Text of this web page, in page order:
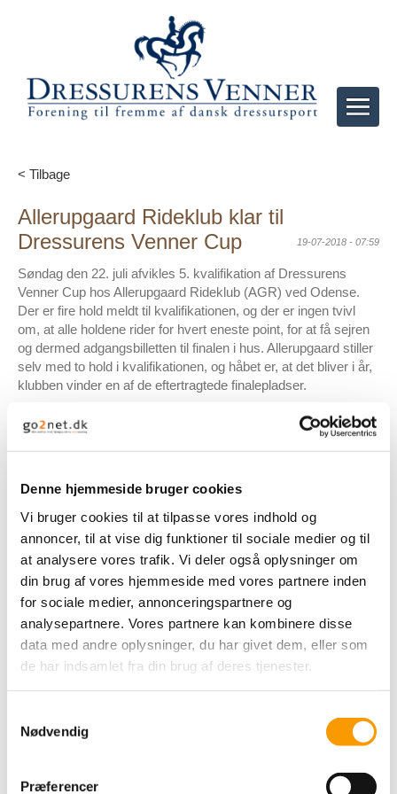
Denne hjemmeside bruger cookies
Vi bruger cookies til at tilpasse vores indhold og
annoncer, til at vise dig funktioner til sociale medier og til
at analysere vores trafik. Vi deler også oplysninger om
din brug af vores hjemmeside med vores partnere inden
for sociale medier, annonceringspartnere og
analysepartnere. Vores partnere kan kombinere disse
data med andre oplysninger, du har givet dem, eller som
de har indsamlet fra din brug af deres tjenester.
Nødvendig
Præferencer
< Tilbage
Allerupgaard Rideklub klar til
Dressurens Venner Cup
19-07-2018 - 07:59
Søndag den 22. juli afvikles 5. kvalifikation af Dressurens
Venner Cup hos Allerupgaard Rideklub (AGR) ved Odense.
Der er fire hold meldt til kvalifikationen, og der er ingen tvivl
om, at alle holdene rider for hvert eneste point, for at få sejren
og dermed adgangsbilletten til finalen i hus. Allerupgaard stiller
selv med to hold i kvalifikationen, og håbet er, at det bliver i år,
klubben vinder en af de eftertragtede finalepladser.